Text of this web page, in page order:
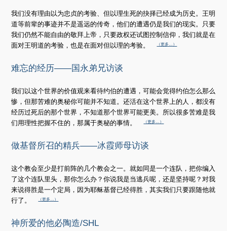
我们没有理由以为忠贞的考验、但以理生死的抉择已经成为历史。王明
道等前辈的事迹并不是遥远的传奇，他们的遭遇仍是我们的现实。只要
我们仍然不能自由的敬拜上帝，只要政权还试图控制信仰，我们就是在
面对王明道的考验，也是在面对但以理的考验。
（更多…）
难忘的经历——国永弟兄访谈
我们以这个世界的价值观来看待约伯的遭遇，可能会觉得约伯怎么那么
惨，但那苦难的奥秘你可能并不知道。还活在这个世界上的人，都没有
经历过死后的那个世界，不知道那个世界可能更美。所以很多苦难是我
们用理性把握不住的，那属于奥秘的事情。
（更多…）
做基督所召的精兵——冰霞师母访谈
这个教会至少是打前阵的几个教会之一。就如同是一个连队，把你编入
了这个连队里头，那你怎么办？你说我是当逃兵呢，还是坚持呢？对我
来说得胜是一个定局，因为耶稣基督已经得胜，其实我们只要跟随他就
行了。
（更多…）
神所爱的他必陶造/SHL